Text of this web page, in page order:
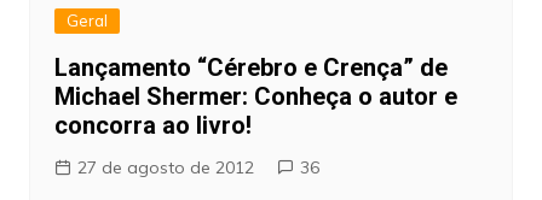
Geral
Lançamento “Cérebro e Crença” de
Michael Shermer: Conheça o autor e
concorra ao livro!
27 de agosto de 2012 36